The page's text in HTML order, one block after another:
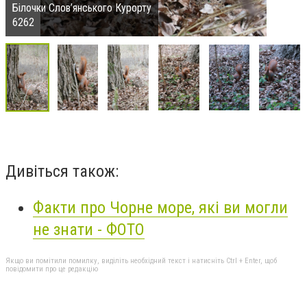
Білочки Слов’янського Курорту
6262
Дивіться також:
Факти про Чорне море, які ви могли
не знати - ФОТО
Якщо ви помітили помилку, виділіть необхідний текст і натисніть Ctrl + Enter, щоб
повідомити про це редакцію